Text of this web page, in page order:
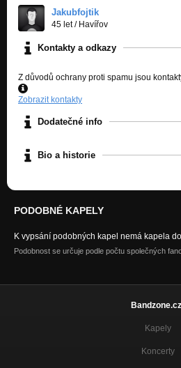
Jakubfojtik
45 let/ Havířov
Kontakty a odkazy
Z důvodů ochrany proti spamu jsou
Zobrazit kontakty
Dodatečné info
Bio a historie
PODOBNÉ KAPELY
K vypsání podobných kapel nemá kapela
Podobnost se určuje podle počtu společných
Bandzone.cz
Kapely
Koncerty